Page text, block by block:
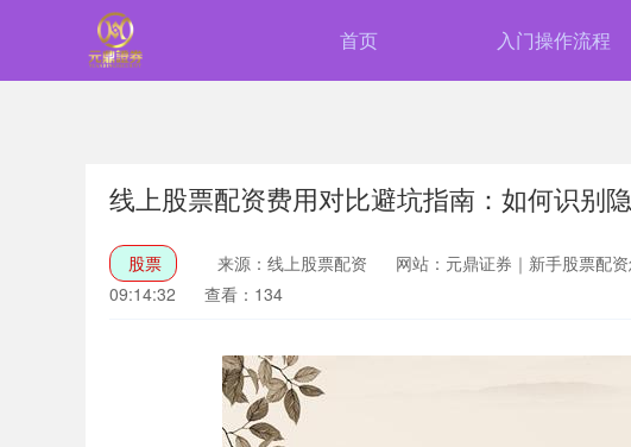
首页 入门操作流程
线上股票配资费用对比避坑指南：如何识别
股票 来源：线上股票配资 网站：元鼎证券｜新手股票配
09:14:32
查看：134